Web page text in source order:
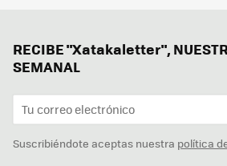
RECIBE "Xatakaletter",
SEMANAL
Suscribiéndote aceptas nuestra política